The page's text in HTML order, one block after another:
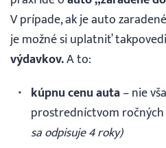
V prípade, ak je auto
je možné si uplatniť
výdavkov.A to:
kúpnu cenu auta– nie
prostredníctvom
sa odpisuje 4 roky)